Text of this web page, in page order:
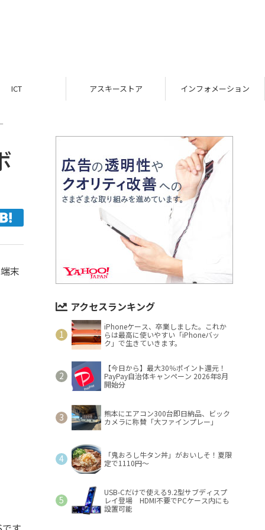
ICT アスキーストア インフォメーション
末
アクセスランキング
iPhoneケース、卒業しました。これか
らは最高に使いやすい「iPhoneバッ
ク」で生きていきます。
【今日から】最大30％ポイント還元！
PayPay自治体キャンペーン 2026年8月
開始分
熊本にエアコン300台即日納品、ビック
カメラに称賛「大ファインプレー」
「鬼おろし牛タン丼」がおいしそ！夏限
定で1110円～
USB-Cだけで使える9.2型サブディスプ
レイ登場 HDMI不要でPCケース内にも
設置可能